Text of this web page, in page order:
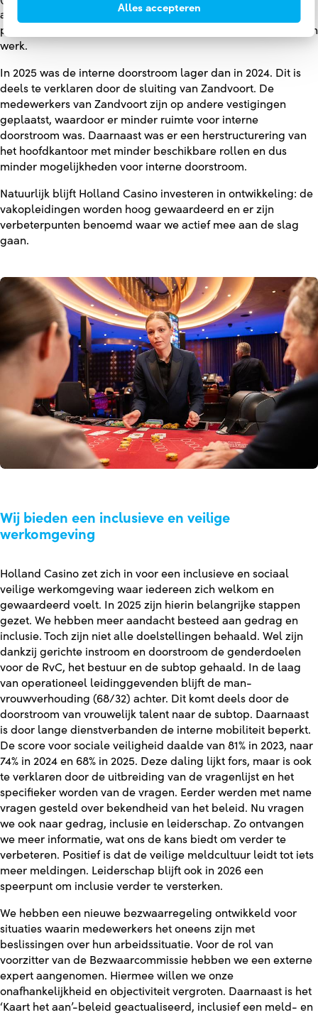
Alles accepteren
aandacht voor wet- en regelgeving, vooral concrete en
pragmatische mogelijkheden om AI toe te passen in het eigen
werk.
In 2025 was de interne doorstroom lager dan in 2024. Dit is
deels te verklaren door de sluiting van Zandvoort. De
medewerkers van Zandvoort zijn op andere vestigingen
geplaatst, waardoor er minder ruimte voor interne
doorstroom was. Daarnaast was er een herstructurering van
het hoofdkantoor met minder beschikbare rollen en dus
minder mogelijkheden voor interne doorstroom.
Natuurlijk blijft Holland Casino investeren in ontwikkeling: de
vakopleidingen worden hoog gewaardeerd en er zijn
verbeterpunten benoemd waar we actief mee aan de slag
gaan.
Wij bieden een inclusieve en veilige
werkomgeving
Holland Casino zet zich in voor een inclusieve en sociaal
veilige werkomgeving waar iedereen zich welkom en
gewaardeerd voelt. In 2025 zijn hierin belangrijke stappen
gezet. We hebben meer aandacht besteed aan gedrag en
inclusie. Toch zijn niet alle doelstellingen behaald. Wel zijn
dankzij gerichte instroom en doorstroom de genderdoelen
voor de RvC, het bestuur en de subtop gehaald. In de laag
van operationeel leidinggevenden blijft de man-
vrouwverhouding (68/32) achter. Dit komt deels door de
doorstroom van vrouwelijk talent naar de subtop. Daarnaast
is door lange dienstverbanden de interne mobiliteit beperkt.
De score voor sociale veiligheid daalde van 81% in 2023, naar
74% in 2024 en 68% in 2025. Deze daling lijkt fors, maar is ook
te verklaren door de uitbreiding van de vragenlijst en het
specifieker worden van de vragen. Eerder werden met name
vragen gesteld over bekendheid van het beleid. Nu vragen
we ook naar gedrag, inclusie en leiderschap. Zo ontvangen
we meer informatie, wat ons de kans biedt om verder te
verbeteren. Positief is dat de veilige meldcultuur leidt tot iets
meer meldingen. Leiderschap blijft ook in 2026 een
speerpunt om inclusie verder te versterken.
We hebben een nieuwe bezwaarregeling ontwikkeld voor
situaties waarin medewerkers het oneens zijn met
beslissingen over hun arbeidssituatie. Voor de rol van
voorzitter van de Bezwaarcommissie hebben we een externe
expert aangenomen. Hiermee willen we onze
onafhankelijkheid en objectiviteit vergroten. Daarnaast is het
‘Kaart het aan’-beleid geactualiseerd, inclusief een meld- en